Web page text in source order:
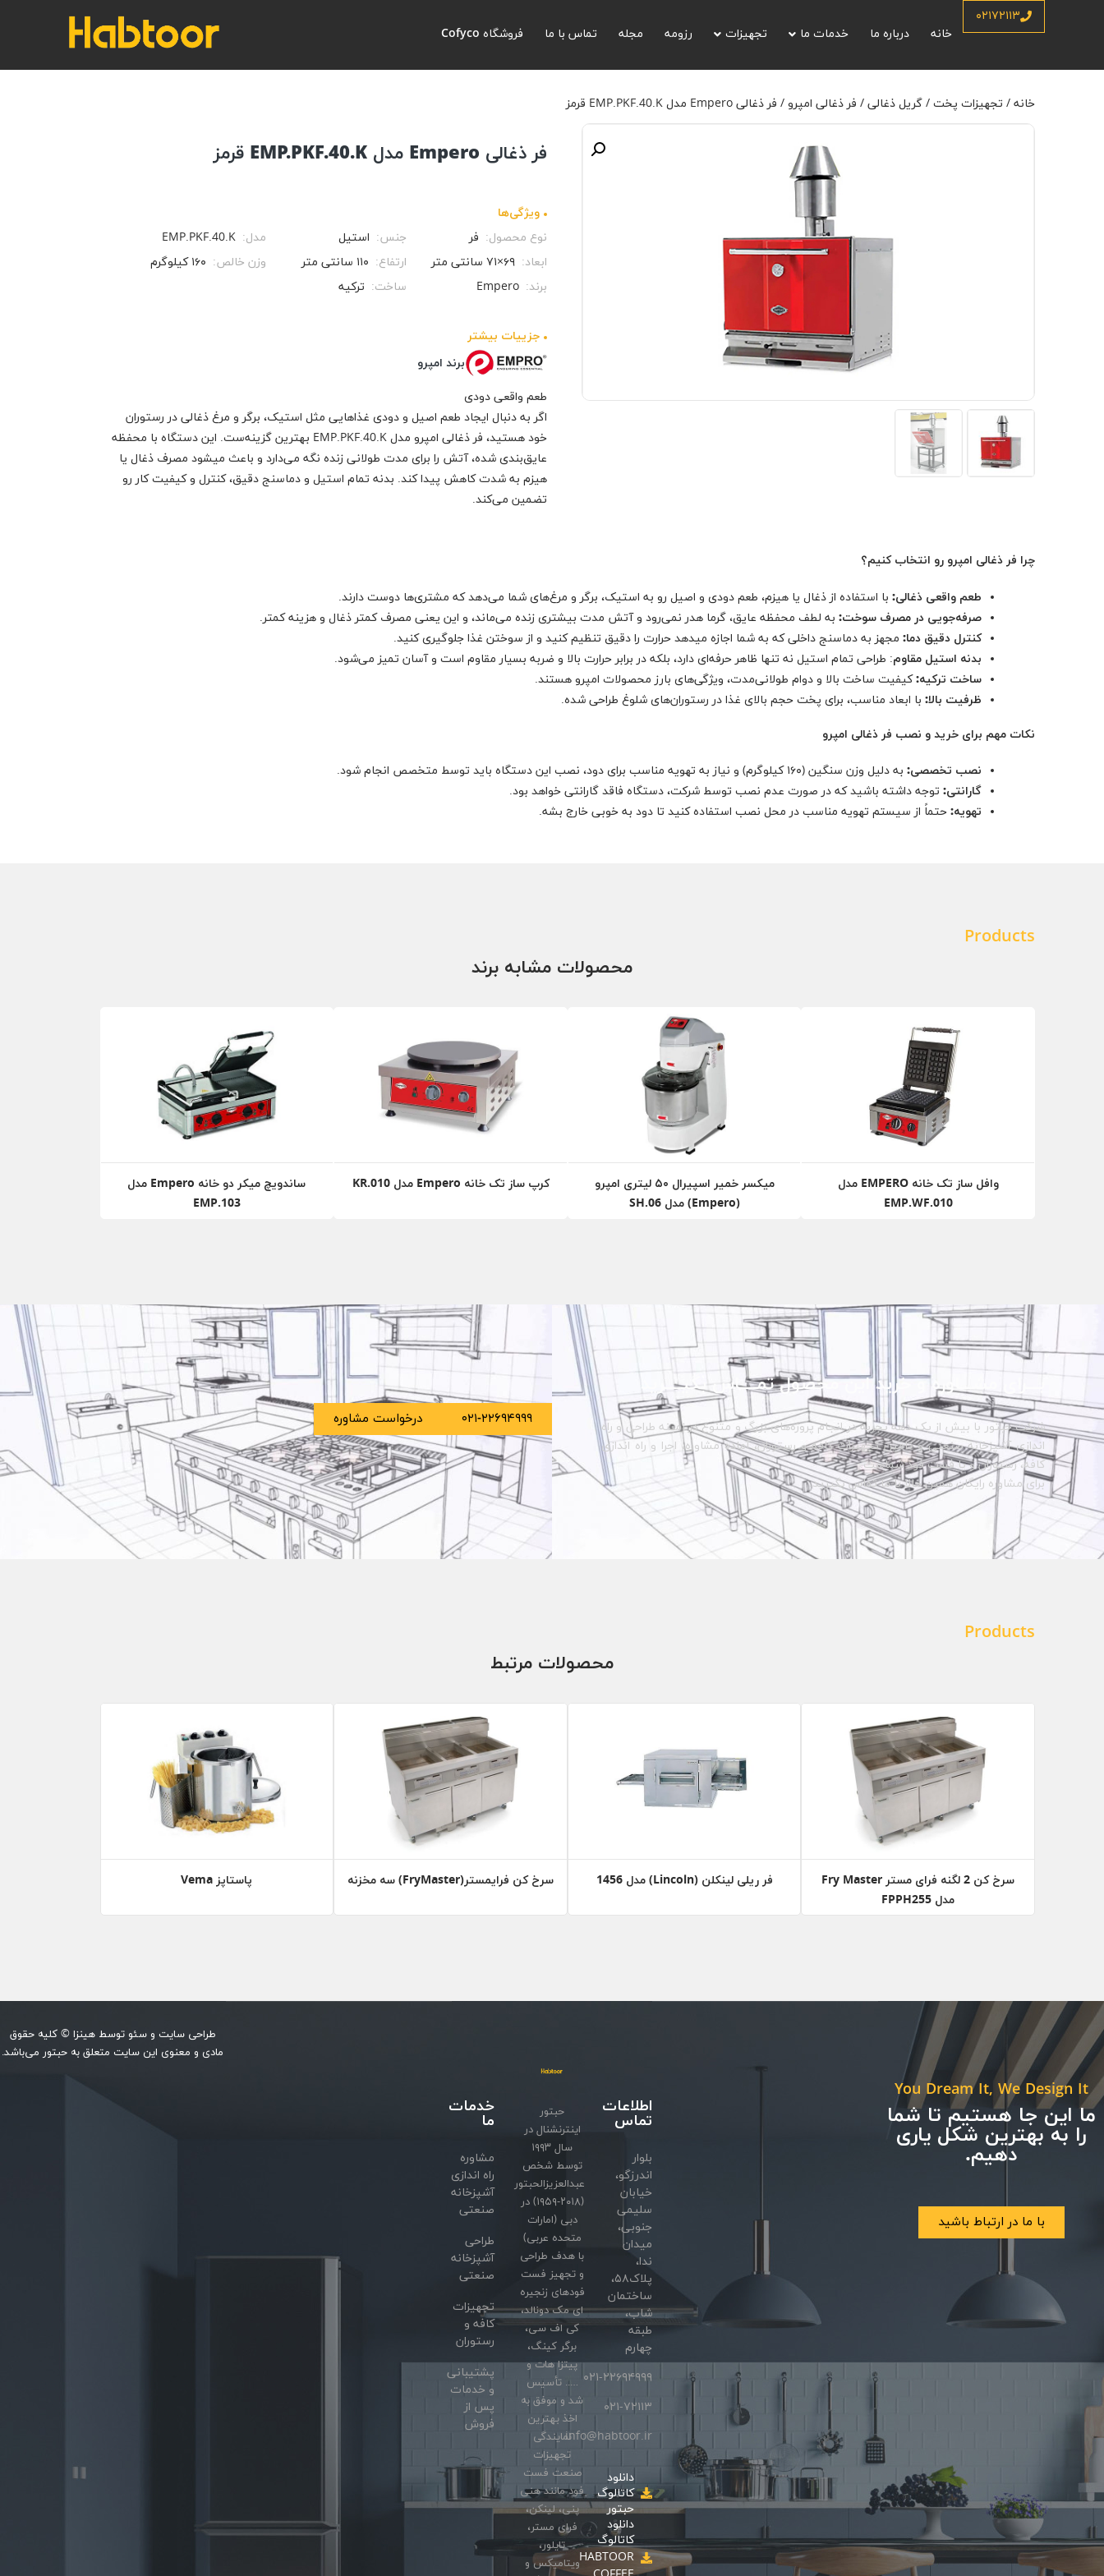
۰۲۱۷۲۱۱۳
خانه
درباره ما خدمات ما تجهیزات رزومه مجله تماس با ما فروشگاه Cofyco
تجهیزات پخت/گریل ذغالی
خانه / تجهیزات پخت / گریل ذغالی / فر ذغالی امپرو / فر ذغالی Empero مدل EMP.PKF.40.K قرمز
فر ذغالی Empero مدل EMP.PKF.40.K قرمز
برند امپرو
طعم واقعی دودی
اگر به دنبال ایجاد طعم اصیل و دودی غذاهایی مثل استیک، برگر و مرغ ذغالی در رستوران
خود هستید، فر ذغالی امپرو مدل EMP.PKF.40.K بهترین گزینه‌ست. این دستگاه با محفظه
عایق‌بندی شده، آتش را برای مدت طولانی زنده نگه می‌دارد و باعث میشود مصرف ذغال یا
هیزم به شدت کاهش پیدا کند. بدنه تمام استیل و دماسنج دقیق، کنترل و کیفیت کار رو
تضمین می‌کند.
ویژگی‌ها
نوع محصول: فر جنس: استیل مدل: EMP.PKF.40.K
ابعاد: ۶۹×۷۱ سانتی متر ارتفاع: ۱۱۰ سانتی متر وزن خالص: ۱۶۰ کیلوگرم
برند: Empero ساخت: ترکیه
جزيیات بیشتر
چرا فر ذغالی امپرو رو انتخاب کنیم؟
طعم واقعی ذغالی: با استفاده از ذغال یا هیزم، طعم دودی و اصیل رو به استیک، برگر و مرغ‌های شما می‌دهد که مشتری‌ها دوست دارند.
صرفه‌جویی در مصرف سوخت: به لطف محفظه عایق، گرما هدر نمی‌رود و آتش مدت بیشتری زنده می‌ماند، و این یعنی مصرف کمتر ذغال و هزینه کمتر.
کنترل دقیق دما: مجهز به دماسنج داخلی که به شما اجازه میدهد حرارت را دقیق تنظیم کنید و از سوختن غذا جلوگیری کنید.
بدنه استیل مقاوم: طراحی تمام استیل نه تنها ظاهر حرفه‌ای دارد، بلکه در برابر حرارت بالا و ضربه بسیار مقاوم است و آسان تمیز می‌شود.
ساخت ترکیه:کیفیت ساخت بالا و دوام طولانی‌مدت، ویژگی‌های بارز محصولات امپرو هستند.
ظرفیت بالا: با ابعاد مناسب، برای پخت حجم بالای غذا در رستوران‌های شلوغ طراحی شده.
نکات مهم برای خرید و نصب فر ذغالی امپرو
نصب تخصصی: به دلیل وزن سنگین (۱۶۰ کیلوگرم) و نیاز به تهویه مناسب برای دود، نصب این دستگاه باید توسط متخصص انجام شود.
گارانتی: توجه داشته باشید که در صورت عدم نصب توسط شرکت، دستگاه فاقد گارانتی خواهد بود.
تهویه: حتماً از سیستم تهویه مناسب در محل نصب استفاده کنید تا دود به خوبی خارج بشه.
Products
محصولات مشابه برند
وافل ساز تک خانه EMPERO مدل
EMP.WF.010
میکسر خمیر اسپیرال ۵۰ لیتری امپرو
(Empero) مدل SH.06
کرپ ساز تک خانه Empero مدل KR.010
ساندویچ میکر دو خانه Empero مدل
EMP.103
بـــرای مشـــاوره و خرید این محصول تمــــاس بگیــــرید
شرکت حبتور با بیش از یک دهه تجربه در انجام پروژه‌های بزرگ و متنوع در زمینه طراحی و راه
اندازی آشپزخانه صنعتی و تامین تجهیزات کافه و رستوران، آماده مشاوره، اجرا و راه اندازی
کافه، رستوران و یا فست فود شماست.
برای مشاوره رایگان همین حالا با ما تماس بگیرید.
۰۲۱-۲۲۶۹۴۹۹۹ درخواست مشاوره
Products
محصولات مرتبط
سرخ کن 2 لگنه فرای مستر Fry Master
مدل FPPH255
فر ریلی لینکلن (Lincoln) مدل 1456 سرخ کن فرایمستر(FryMaster) سه مخزنه پاستاپز Vema
You Dream It, We Design It
ما این جا هستیم تا شما
را به بهترین شکل یاری
دهیم.
با ما در ارتباط باشید
اطلاعات
تماس
بلوار
اندرزگو،
خیابان
سلیمی
جنوبی،
میدان
ندا،
پلاک۵۸،
ساختمان
شاب،
طبقه
چهارم
۰۲۱-۲۲۶۹۴۹۹۹
۰۲۱-۷۲۱۱۳
info@habtoor.ir
دانلود
کاتالوگ
حبتور
دانلود
کاتالوگ
HABTOOR
حبتور
اینترنشنال در
سال ۱۹۹۳
توسط شخص
عبدالعزیزالحبتور
(۲۰۱۸-۱۹۵۹) در
دبی (امارات
متحده عربی)
با هدف طراحی
و تجهیز فست
فودهای زنجیره
ای مک دونالد،
کی اف سی،
برگر کینگ،
پیتزا هات و
….. تأسیس
شد و موفق به
اخذ بهترین
نمایندگی
تجهیزات
صنعت فست
فود مانند هنی
پنی، لینکن،
فرای مستر،
تایلور،
ویتامیکس و
خدمات
ما
مشاوره
راه اندازی
آشپزخانه
صنعتی
طراحی
آشپزخانه
صنعتی
تجهیزات
کافه و
رستوران
پشتیبانی
و خدمات
پس از
فروش
طراحی سایت وسئو توسطهینزا © کلیه حقوق
مادی و معنوی این سایت متعلق به حبتور می‌باشد.